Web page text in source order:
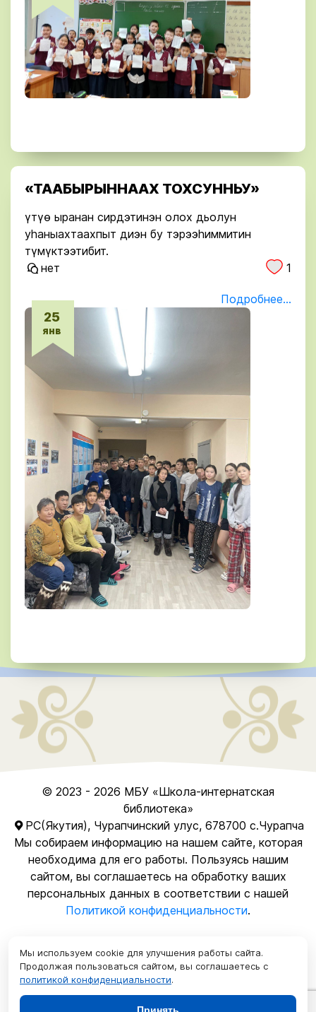
25
янв
«ТААБЫРЫННААХ ТОХСУННЬУ»
үтүө ыранан сирдэтинэн олох дьолун
уһаныахтаахпыт диэн бу тэрээһиммитин
түмүктээтибит.
нет
1
Подробнее...
© 2023 - 2026 МБУ «Школа-интернатская
библиотека»
РС(Якутия), Чурапчинский улус, 678700 с.Чурапча
Мы собираем информацию на нашем сайте, которая
необходима для его работы. Пользуясь нашим
сайтом, вы соглашаетесь на обработку ваших
персональных данных в соответствии с нашей
Политикой конфиденциальности.
Разработка и техническая поддержка сайта
Мы используем cookie для улучшения работы сайта.
Продолжая пользоваться сайтом, вы соглашаетесь с
политикой конфиденциальности.